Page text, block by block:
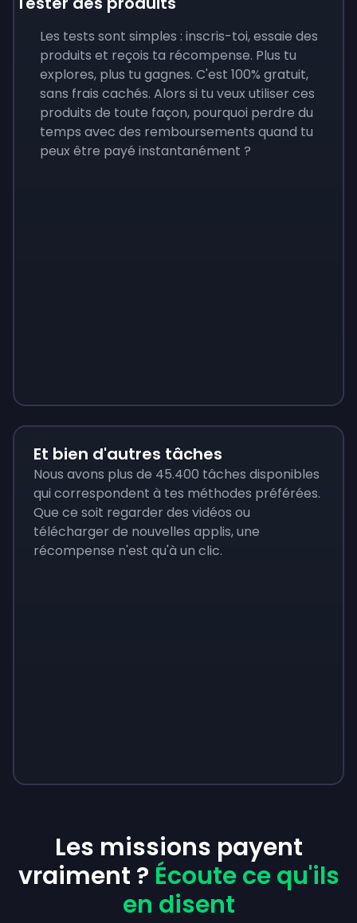
Les tests sont simples : inscris-toi, essaie des
produits et reçois ta récompense. Plus tu
explores, plus tu gagnes. C'est 100% gratuit,
sans frais cachés. Alors si tu veux utiliser ces
produits de toute façon, pourquoi perdre du
temps avec des remboursements quand tu
peux être payé instantanément ?
Et bien d'autres tâches
Nous avons plus de 45.400 tâches disponibles
qui correspondent à tes méthodes préférées.
Que ce soit regarder des vidéos ou
télécharger de nouvelles applis, une
récompense n'est qu'à un clic.
Les missions payent
vraiment ? Écoute ce qu'ils
en disent